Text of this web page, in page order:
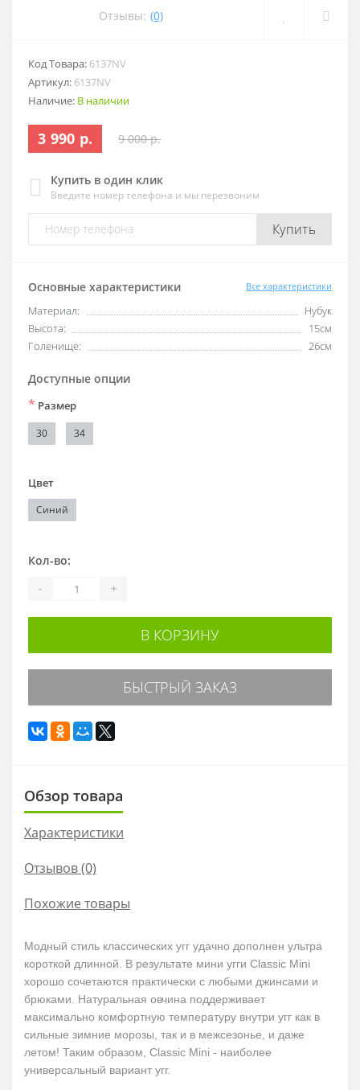
Отзывы: (0)
Код Товара: 6137NV
Артикул: 6137NV
Наличие: В наличии
3 990 р. 9 000 р.
Купить в один клик
Введите номер телефона и мы перезвоним
Купить
Основные характеристики Все характеристики
Материал:
Нубук
Высота:
15см
Голенище:
26см
Доступные опции
* Размер
30 34
Цвет
Синий
Кол-во:
- +
В КОРЗИНУ
БЫСТРЫЙ ЗАКАЗ
Обзор товара
Характеристики
Отзывов (0)
Похожие товары
Модный стиль классических угг удачно дополнен ультра
короткой длинной. В результате мини угги Classic Mini
хорошо сочетаются практически с любыми джинсами и
брюками. Натуральная овчина поддерживает
максимально комфортную температуру внутри угг как в
сильные зимние морозы, так и в межсезонье, и даже
летом! Таким образом, Classic Mini - наиболее
универсальный вариант угг.